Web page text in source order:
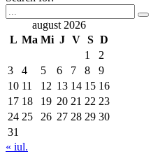
august 2026
L Ma Mi J V S D
1
2
3
4 5 6 7 8
9
10 11 12 13 14 15 16
17 18 19 20 21 22 23
24 25 26 27 28 29 30
31
« iul.